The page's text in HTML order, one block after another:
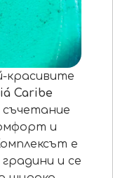
красивите
Caribe
и
е
и се